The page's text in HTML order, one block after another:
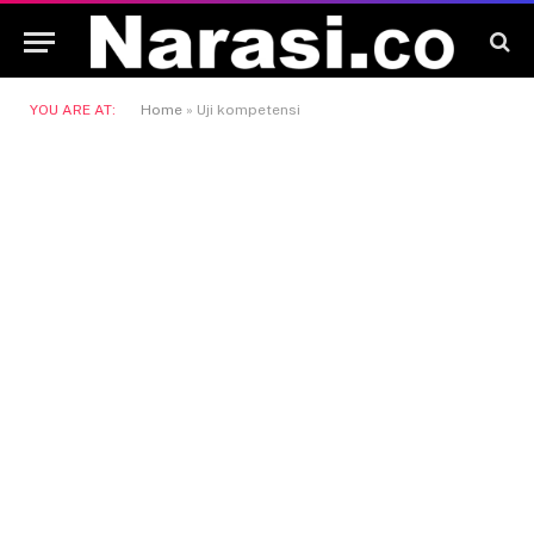
YOU ARE AT: Home » Uji kompetensi